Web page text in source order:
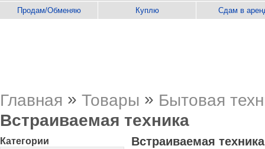
Продам/Обменяю Куплю Сдам в
Главная » Товары » Бытовая
Встраиваемая техника
Категории Встраиваемая техника